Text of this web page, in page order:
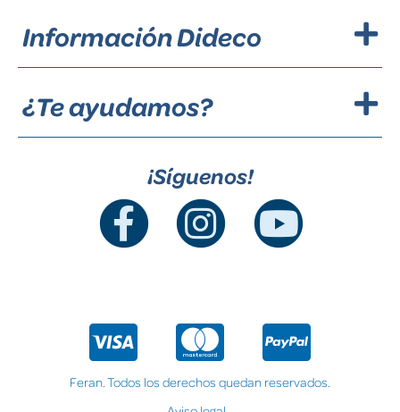
Información Dideco
¿Te ayudamos?
¡Síguenos!
Feran. Todos los derechos quedan reservados.